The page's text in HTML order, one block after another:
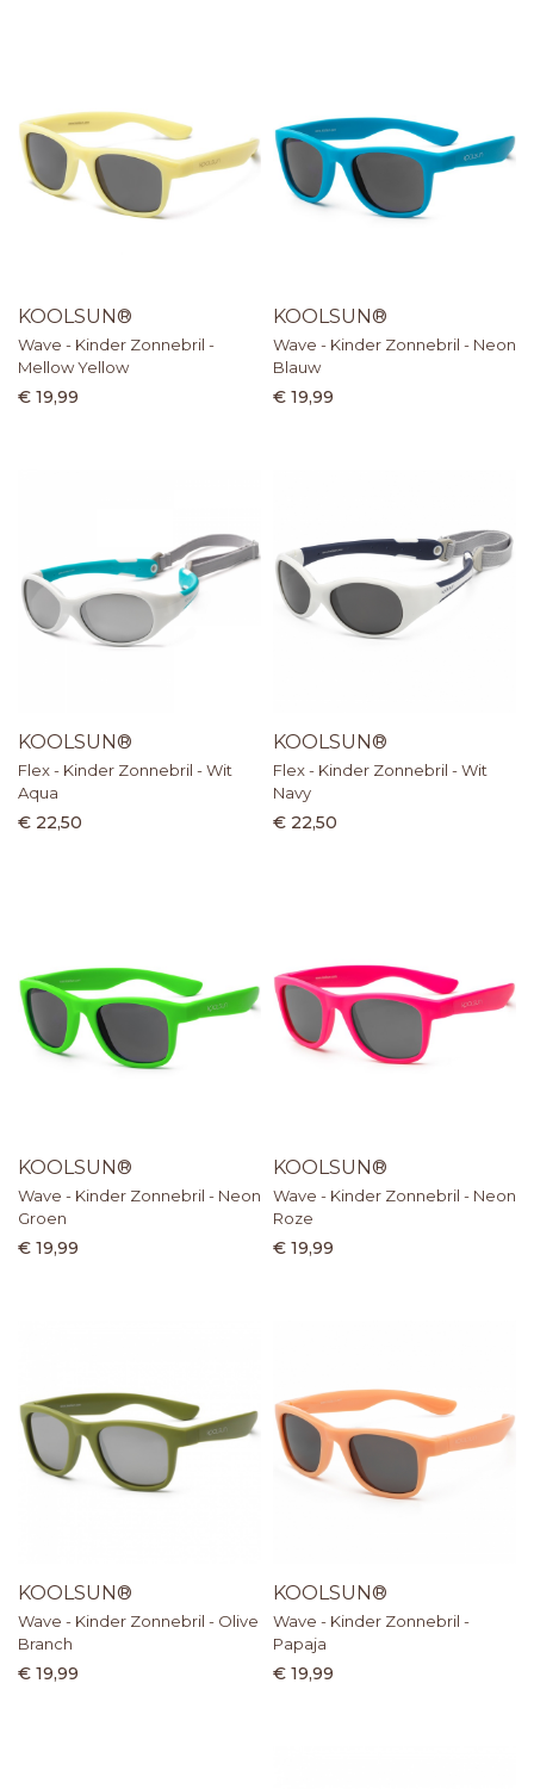
KOOLSUN®
Wave - Kinder Zonnebril -
Mellow Yellow
€ 19,99
KOOLSUN®
Wave - Kinder Zonnebril - Neon
Blauw
€ 19,99
KOOLSUN®
Flex - Kinder Zonnebril - Wit
Aqua
€ 22,50
KOOLSUN®
Flex - Kinder Zonnebril - Wit
Navy
€ 22,50
KOOLSUN®
Wave - Kinder Zonnebril - Neon
Groen
€ 19,99
KOOLSUN®
Wave - Kinder Zonnebril - Neon
Roze
€ 19,99
KOOLSUN®
Wave - Kinder Zonnebril - Olive
Branch
€ 19,99
KOOLSUN®
Wave - Kinder Zonnebril -
Papaja
€ 19,99